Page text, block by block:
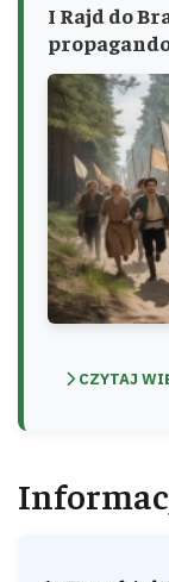
I Rajd do
CZYTAJ